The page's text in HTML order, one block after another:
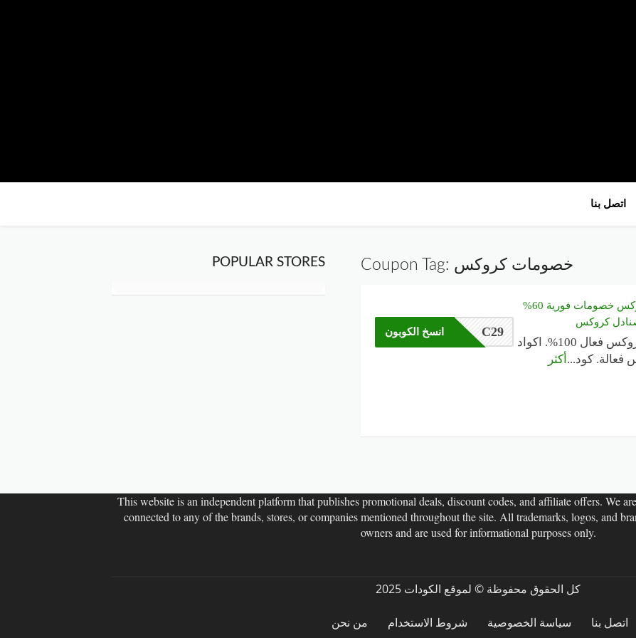
إلىاتصل بنا
Coupon Tag: خصومات كروكس
كود خصم كروكس خصومات فورية 60%
كروكس
كود خصم كروكس فعال 100%. اكواد
كود... أكثر
C29 انسخ الكوبون
POPULAR STORES
This website is an independent platform that publishes promotional deals, discount codes, and affiliate offers. We
connected to any of the brands, stores, or companies mentioned throughout the site. All trademarks, logos, and
owners and are used for informational purposes only.
كل الحقوق محفوظة © لموقع الكودات 2025
اتصل بنا سياسة الخصوصية شروط الاستخدام من نحن